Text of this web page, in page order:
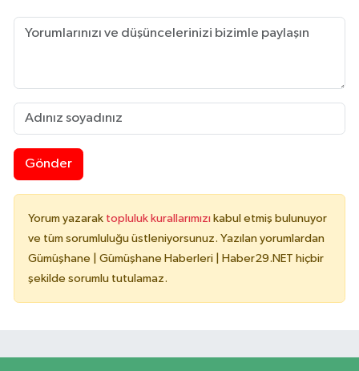
Gönder
Yorum yazarak topluluk kurallarımızı kabul etmiş bulunuyor
ve tüm sorumluluğu üstleniyorsunuz. Yazılan yorumlardan
Gümüşhane | Gümüşhane Haberleri | Haber29.NET hiçbir
şekilde sorumlu tutulamaz.